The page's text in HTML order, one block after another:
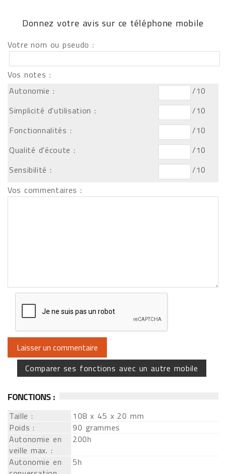
Donnez votre avis sur ce téléphone mobile
Votre nom ou pseudo :
Vos notes :
Autonomie :
/10
Simplicité d'utilisation :
/10
Fonctionnalités :
/10
Qualité d'écoute :
/10
Sensibilité :
/10
Vos commentaires :
Comparer ses fonctions avec un autre mobile
FONCTIONS :
Taille :
108 x 45 x 20 mm
Poids :
90 grammes
Autonomie en
veille max. :
200h
Autonomie en
5h